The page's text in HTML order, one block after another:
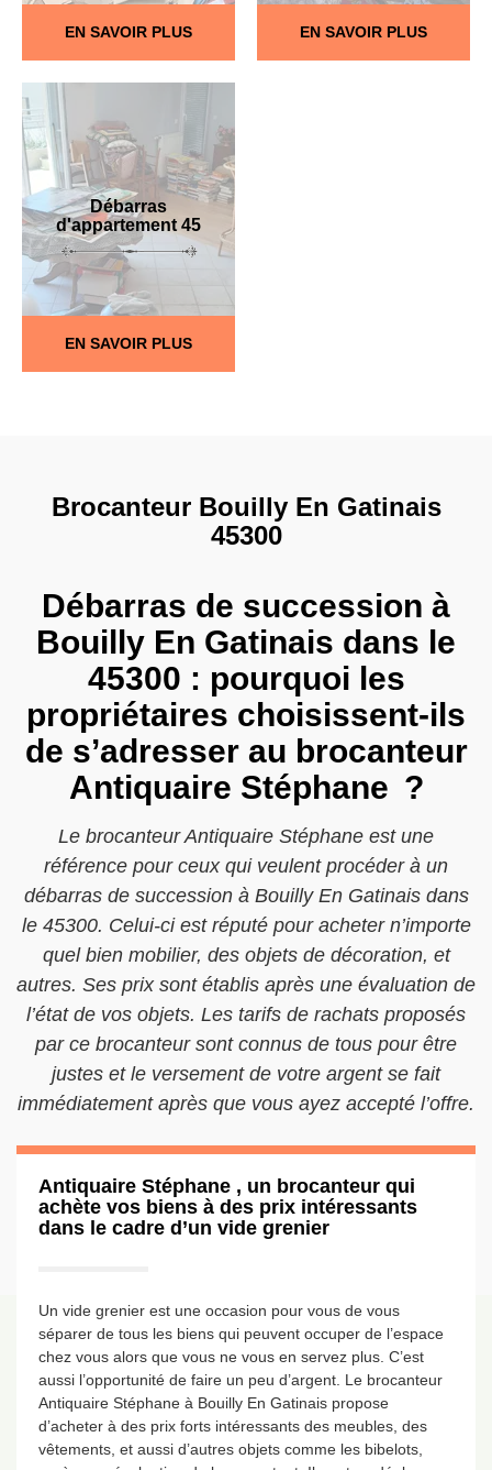
EN SAVOIR PLUS EN SAVOIR PLUS
Débarras
d'appartement 45
EN SAVOIR PLUS
Brocanteur Bouilly En Gatinais
45300
Débarras de succession à
Bouilly En Gatinais dans le
45300 : pourquoi les
propriétaires choisissent-ils
de s’adresser au brocanteur
Antiquaire Stéphane ?
Le brocanteur Antiquaire Stéphane est une
référence pour ceux qui veulent procéder à un
débarras de succession à Bouilly En Gatinais dans
le 45300. Celui-ci est réputé pour acheter n’importe
quel bien mobilier, des objets de décoration, et
autres. Ses prix sont établis après une évaluation de
l’état de vos objets. Les tarifs de rachats proposés
par ce brocanteur sont connus de tous pour être
justes et le versement de votre argent se fait
immédiatement après que vous ayez accepté l’offre.
Antiquaire Stéphane , un brocanteur qui
achète vos biens à des prix intéressants
dans le cadre d’un vide grenier
Un vide grenier est une occasion pour vous de vous
séparer de tous les biens qui peuvent occuper de l’espace
chez vous alors que vous ne vous en servez plus. C’est
aussi l’opportunité de faire un peu d’argent. Le brocanteur
Antiquaire Stéphane à Bouilly En Gatinais propose
d’acheter à des prix forts intéressants des meubles, des
vêtements, et aussi d’autres objets comme les bibelots,